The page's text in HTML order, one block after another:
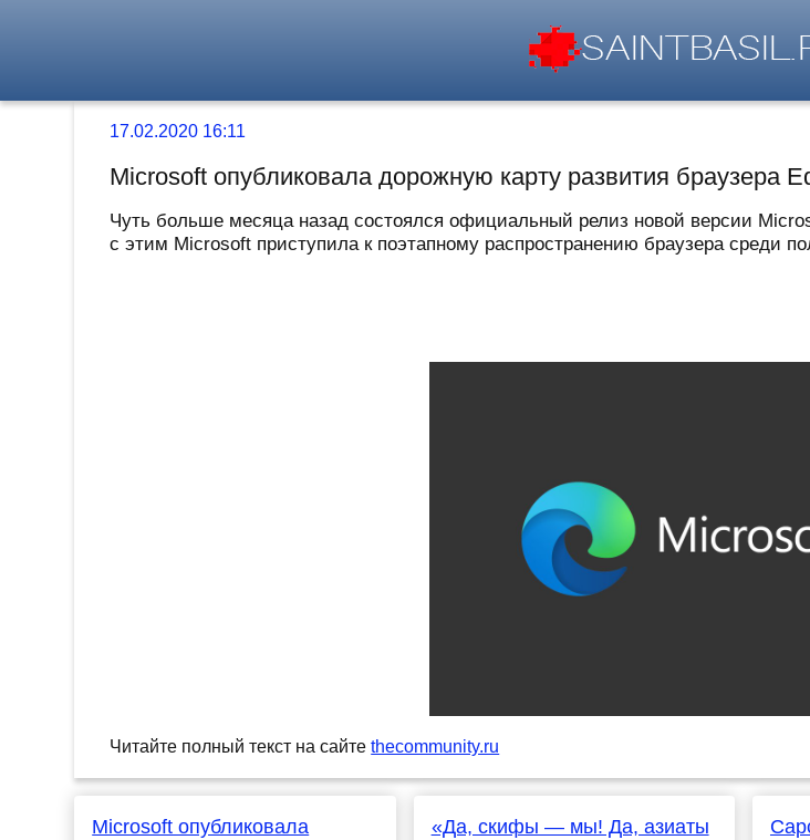
17.02.2020 16:11
Microsoft опубликовала дорожную карту развития браузера
Чуть больше месяца назад состоялся официальный релиз новой версии
с этим Microsoft приступила к поэтапному распространению браузера среди
Читайте полный текст на сайтеthecommunity.ru
Microsoft опубликовала
«Да, скифы — мы! Да, азиаты